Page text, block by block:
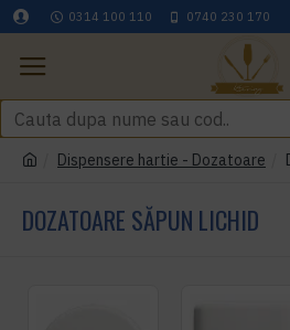
0314 100 110 0740 230 170
Dispensere hartie - Dozatoare
DOZATOARE SĂPUN LICHID